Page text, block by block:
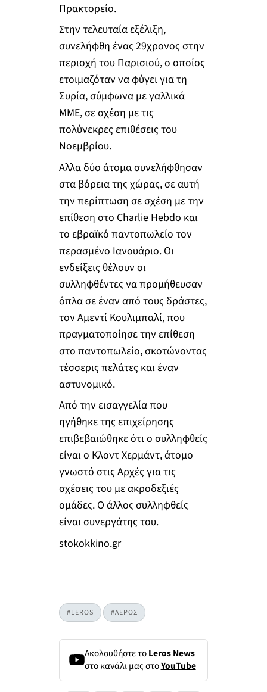
Πρακτορείο.
Στην τελευταία εξέλιξη,
συνελήφθη ένας 29χρονος στην
περιοχή του Παρισιού, ο οποίος
ετοιμαζόταν να φύγει για τη
Συρία, σύμφωνα με γαλλικά
ΜΜΕ, σε σχέση με τις
πολύνεκρες επιθέσεις του
Νοεμβρίου.
Αλλα δύο άτομα συνελήφθησαν
στα βόρεια της χώρας, σε αυτή
την περίπτωση σε σχέση με την
επίθεση στο Charlie Hebdo και
το εβραϊκό παντοπωλείο τον
περασμένο Ιανουάριο. Οι
ενδείξεις θέλουν οι
συλληφθέντες να προμήθευσαν
όπλα σε έναν από τους δράστες,
τον Αμεντί Κουλιμπαλί, που
πραγματοποίησε την επίθεση
στο παντοπωλείο, σκοτώνοντας
τέσσερις πελάτες και έναν
αστυνομικό.
Από την εισαγγελία που
ηγήθηκε της επιχείρησης
επιβεβαιώθηκε ότι ο συλληφθείς
είναι ο Κλοντ Χερμάντ, άτομο
γνωστό στις Αρχές για τις
σχέσεις του με ακροδεξιές
ομάδες. Ο άλλος συλληφθείς
είναι συνεργάτης του.
stokokkino.gr
#LEROS #ΛΕΡΟΣ
Ακολουθήστε τοLeros News
στο κανάλι μας στοYouTube